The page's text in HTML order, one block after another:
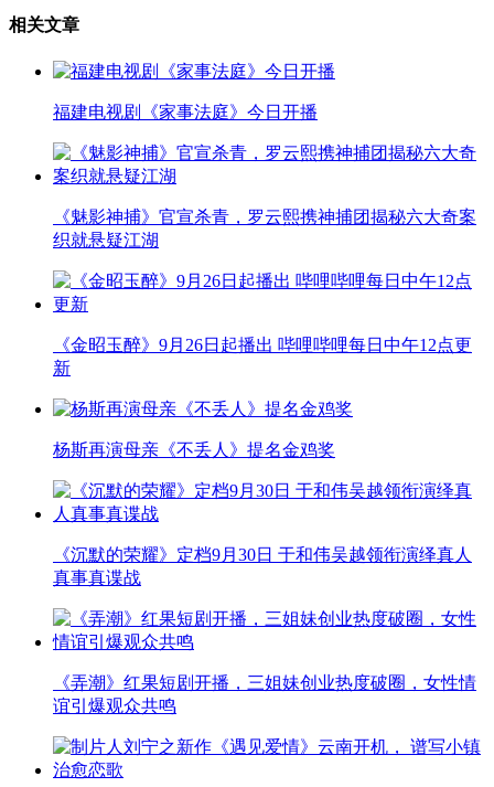
相关文章
福建电视剧《家事法庭》今日开播
《魅影神捕》官宣杀青，罗云熙携神捕团揭秘六大奇案
织就悬疑江湖
《金昭玉醉》9月26日起播出 哔哩哔哩每日中午12点更
新
杨斯再演母亲《不丢人》提名金鸡奖
《沉默的荣耀》定档9月30日 于和伟吴越领衔演绎真人
真事真谍战
《弄潮》红果短剧开播，三姐妹创业热度破圈，女性情
谊引爆观众共鸣